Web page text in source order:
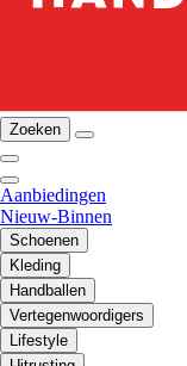
Zoeken
Aanbiedingen
Nieuw-Binnen
Schoenen
Kleding
Handballen
Vertegenwoordigers
Lifestyle